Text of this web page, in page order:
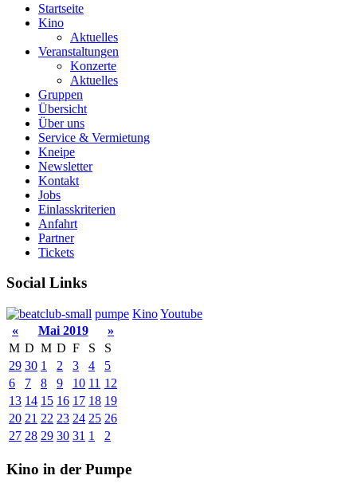
Startseite
Kino
Aktuelles
Veranstaltungen
Konzerte
Aktuelles
Gruppen
Übersicht
Über uns
Service & Vermietung
Kneipe
Newsletter
Kontakt
Jobs
Einlasskriterien
Anfahrt
Partner
Tickets
Social Links
pumpe KinoYoutube
«
Mai 2019
»
M D M D F S
S
29 30 1 2 3 4
5
6
7 8 9 10 11 12
13 14 15 16 17 18 19
20 21 22 23 24 25 26
27 28 29 30 31 1 2
Kino in der Pumpe